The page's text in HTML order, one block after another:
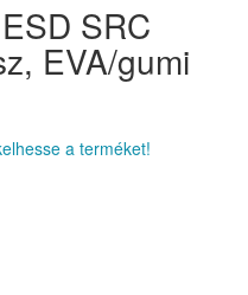
SRC
EVA/gumi
a terméket!